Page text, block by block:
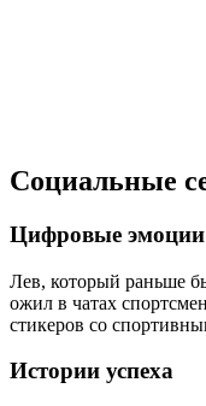
Социальные
Цифровые эмоции
Лев, который раньше
ожил в чатах
стикеров со
Истории успеха